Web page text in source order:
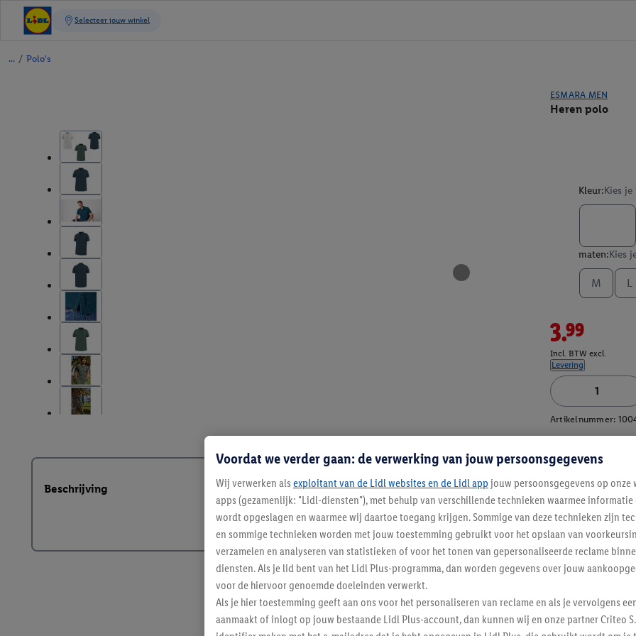
/ Polo's
ESMARA MEN
Heren polo
Kleur:Kies
maten:Kies
M L
3.99
Incl. BTW excl.
Levering
Artikelnummer:
Beschrijving
Voordat we verder gaan: de verwerking van jouw persoonsgegevens
Wij verwerken als exploitant van de Lidl websites en de Lidl app jouw persoonsgegevens op onze
apps (gezamenlijk: "Lidl-diensten"), met behulp van verschillende technieken waarmee
wordt opgeslagen en waarmee wij daartoe toegang krijgen. Sommige van deze technieken zijn
en sommige technieken worden met jouw toestemming gebruikt voor het opslaan van
verzamelen en analyseren van statistieken of voor het tonen van gepersonaliseerde reclame
diensten. Als je lid bent van het Lidl Plus-programma, dan worden gegevens over jouw
voor de hiervoor genoemde doeleinden verwerkt.
Als je hier toestemming geeft aan ons voor het personaliseren van reclame en als je vervolgens
aanmaakt of inlogt op jouw bestaande Lidl Plus-account, dan kunnen wij en onze partner Criteo